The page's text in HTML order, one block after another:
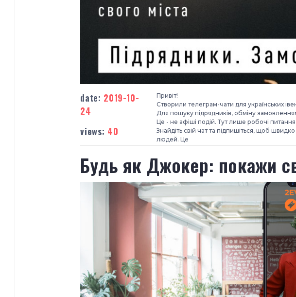
date: 2019-10-
24
views: 40
Привіт!
Створили телеграм-чати для українських
Для пошуку підрядників, обміну
Це - не афіші подій. Тут лише робочі питання
Знайдіть свій чат та підпишіться, щоб
людей. Це
Будь як Джокер: покажи